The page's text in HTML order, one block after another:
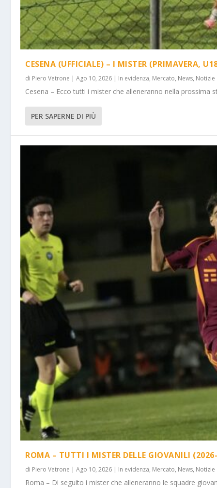
CESENA (UFFICIALE) – I MISTER (PRIMAVERA,
di Piero Vetrone |Ago 10, 2026 | In evidenza, Mercato, News, Notizie
Cesena – Ecco tutti i mister che alleneranno nella prossima
PER SAPERNE DI PIÙ
ROMA – TUTTI I MISTER DELLE GIOVANILI
di Piero Vetrone |Ago 10, 2026 | In evidenza, Mercato, News, Notizie
Roma – Di seguito i mister che alleneranno le squadre